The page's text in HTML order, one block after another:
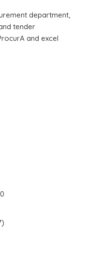
department,
tender
and excel